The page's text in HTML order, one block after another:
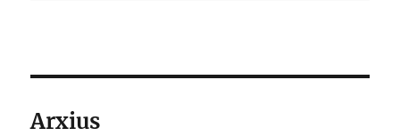
Arxius